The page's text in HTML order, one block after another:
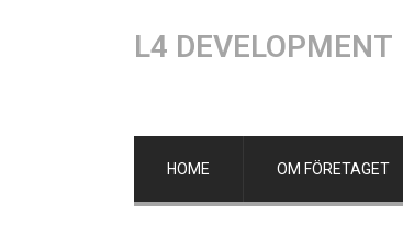
L4 DEVELOPMENT
HOME OM FÖRETAGET